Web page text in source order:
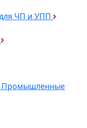
ЧП и УПП
Промышленные